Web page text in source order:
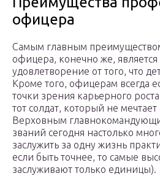
офицера
Самым главным
офицера, конечно же,
удовлетворение от того, что
Кроме того, офицерам всегда
точки зрения карьерного
тот солдат, который не
Верховным
званий сегодня настолько
заслужить за одну жизнь
если быть точнее, то самые
заслуживают только единицы).